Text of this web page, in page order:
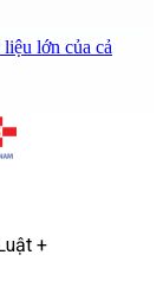
lớn của cả
+